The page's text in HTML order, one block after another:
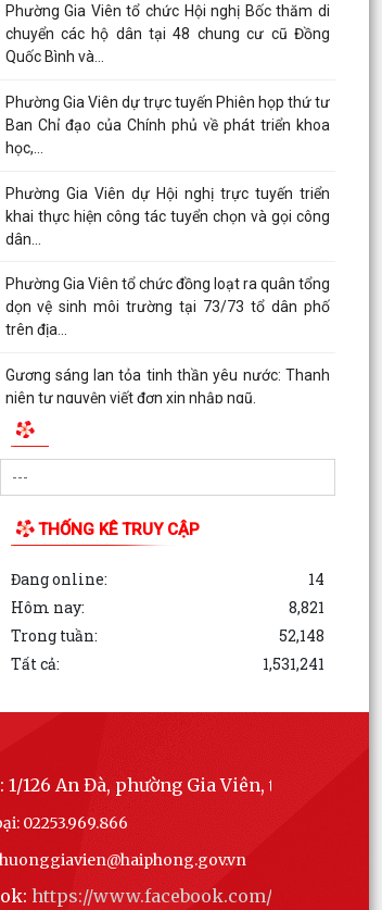
Phường Gia Viên tổ chức Hội nghị Bốc thăm di
chuyển các hộ dân tại 48 chung cư cũ Đồng
Quốc Bình và...
Phường Gia Viên dự trực tuyến Phiên họp thứ tư
Ban Chỉ đạo của Chính phủ về phát triển khoa
học,...
Phường Gia Viên dự Hội nghị trực tuyến triển
khai thực hiện công tác tuyển chọn và gọi công
dân...
Phường Gia Viên tổ chức đồng loạt ra quân tổng
dọn vệ sinh môi trường tại 73/73 tổ dân phố
trên địa...
Gương sáng lan tỏa tinh thần yêu nước: Thanh
niên tự nguyện viết đơn xin nhập ngũ.
Phường Gia Viên tham dự Hội nghị trực tuyến
phổ biến Luật Lưu trữ năm 2024 và các văn bản
THỐNG KÊ TRUY CẬP
Đang online:
14
Hôm nay:
8,821
Trong tuần:
52,148
Tất cả:
1,531,241
1/126 An Đà, phường Gia Viên, thành phố
02253.969.866
https://www.facebook.com/